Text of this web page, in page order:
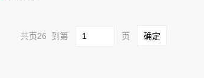
共页26 到第 页